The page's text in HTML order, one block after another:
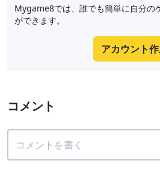
Mygame8では、誰でも簡単に自分の
ができます。
アカウント
コメント